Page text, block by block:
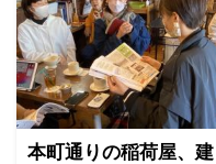
本町通りの稲荷屋、建